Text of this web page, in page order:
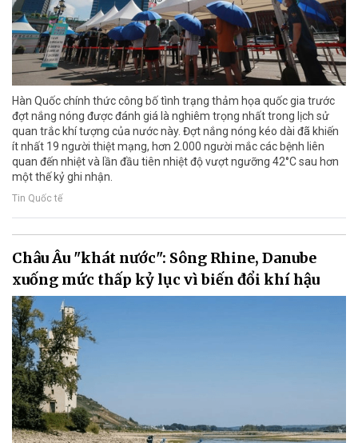
Hàn Quốc chính thức công bố tình trạng thảm họa quốc gia trước
đợt nắng nóng được đánh giá là nghiêm trọng nhất trong lịch sử
quan trắc khí tượng của nước này. Đợt nắng nóng kéo dài đã khiến
ít nhất 19 người thiệt mạng, hơn 2.000 người mắc các bệnh liên
quan đến nhiệt và lần đầu tiên nhiệt độ vượt ngưỡng 42°C sau hơn
một thế kỷ ghi nhận.
Tin Quốc tế
Châu Âu "khát nước": Sông Rhine, Danube
xuống mức thấp kỷ lục vì biến đổi khí hậu